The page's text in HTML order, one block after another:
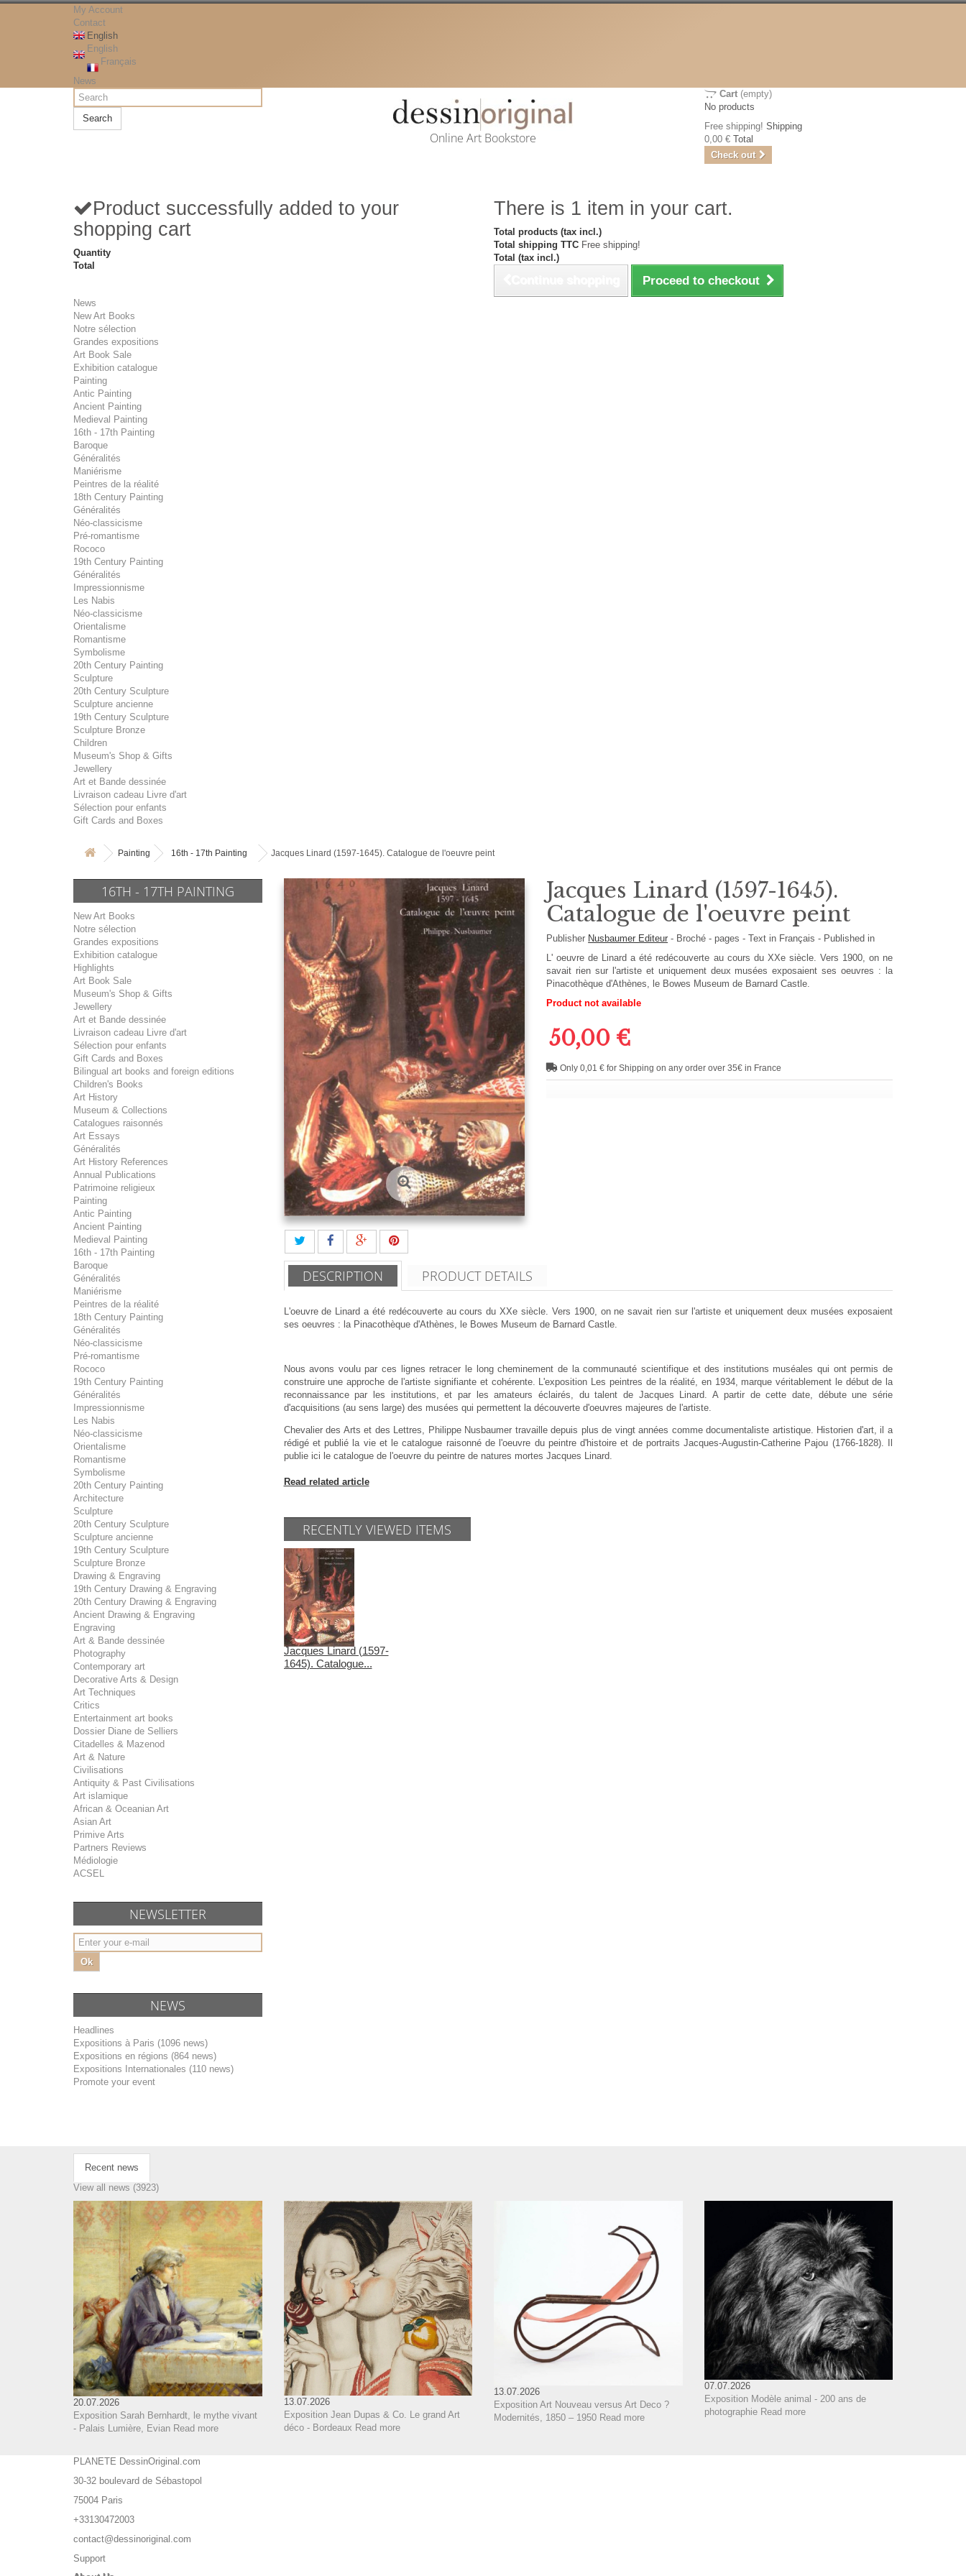
My Account
Contact
English
English
Français
News
Search
Online Art Bookstore
Cart (empty)
No products
Free shipping! Shipping
0,00 € Total
Check out
Product successfully added to your
shopping cart
Quantity
Total
There is 1 item in your cart.
Total products (tax incl.)
Total shipping TTC Free shipping!
Total (tax incl.)
Proceed to checkout
News
New Art Books
Notre sélection
Grandes expositions
Art Book Sale
Exhibition catalogue
Painting
Antic Painting
Ancient Painting
Medieval Painting
16th - 17th Painting
Baroque
Généralités
Maniérisme
Peintres de la réalité
18th Century Painting
Généralités
Néo-classicisme
Pré-romantisme
Rococo
19th Century Painting
Généralités
Impressionnisme
Les Nabis
Néo-classicisme
Orientalisme
Romantisme
Symbolisme
20th Century Painting
Sculpture
20th Century Sculpture
Sculpture ancienne
19th Century Sculpture
Sculpture Bronze
Children
Museum's Shop & Gifts
Jewellery
Art et Bande dessinée
Livraison cadeau Livre d'art
Sélection pour enfants
Gift Cards and Boxes
Painting 16th - 17th Painting Jacques Linard (1597-1645). Catalogue de l'oeuvre peint
16TH - 17TH PAINTING
New Art Books
Notre sélection
Grandes expositions
Exhibition catalogue
Highlights
Art Book Sale
Museum's Shop & Gifts
Jewellery
Art et Bande dessinée
Livraison cadeau Livre d'art
Sélection pour enfants
Gift Cards and Boxes
Bilingual art books and foreign editions
Children's Books
Art History
Museum & Collections
Catalogues raisonnés
Art Essays
Généralités
Art History References
Annual Publications
Patrimoine religieux
Painting
Antic Painting
Ancient Painting
Medieval Painting
16th - 17th Painting
Baroque
Généralités
Maniérisme
Peintres de la réalité
18th Century Painting
Généralités
Néo-classicisme
Pré-romantisme
Rococo
19th Century Painting
Généralités
Impressionnisme
Les Nabis
Néo-classicisme
Orientalisme
Romantisme
Symbolisme
20th Century Painting
Architecture
Sculpture
20th Century Sculpture
Sculpture ancienne
19th Century Sculpture
Sculpture Bronze
Drawing & Engraving
19th Century Drawing & Engraving
20th Century Drawing & Engraving
Ancient Drawing & Engraving
Engraving
Art & Bande dessinée
Photography
Contemporary art
Decorative Arts & Design
Art Techniques
Critics
Entertainment art books
Dossier Diane de Selliers
Citadelles & Mazenod
Art & Nature
Civilisations
Antiquity & Past Civilisations
Art islamique
African & Oceanian Art
Asian Art
Primive Arts
Partners Reviews
Médiologie
ACSEL
NEWSLETTER
Ok
NEWS
Headlines
Expositions à Paris (1096 news)
Expositions en régions (864 news)
Expositions Internationales (110 news)
Promote your event
Jacques Linard (1597-1645).
Catalogue de l'oeuvre peint
Publisher Nusbaumer Editeur - Broché- pages -Text in Français- Published in
L' oeuvre de Linard a été redécouverte au cours du XXe siècle. Vers 1900, on ne
savait rien sur l'artiste et uniquement deux musées exposaient ses oeuvres : la
Pinacothèque d'Athènes, le Bowes Museum de Barnard Castle.
Product not available
50,00 €
Only 0,01 € for Shipping on any order over 35€ in France
DESCRIPTION PRODUCT DETAILS
L'oeuvre de Linard a été redécouverte au cours du XXe siècle. Vers 1900, on ne savait rien sur l'artiste et uniquement deux musées exposaient
ses oeuvres : la Pinacothèque d'Athènes, le Bowes Museum de Barnard Castle.
Nous avons voulu par ces lignes retracer le long cheminement de la communauté scientifique et des institutions muséales qui ont permis de
construire une approche de l'artiste signifiante et cohérente. L'exposition Les peintres de la réalité, en 1934, marque véritablement le début de la
reconnaissance par les institutions, et par les amateurs éclairés, du talent de Jacques Linard. A partir de cette date, débute une série
d'acquisitions (au sens large) des musées qui permettent la découverte d'oeuvres majeures de l'artiste.
Chevalier des Arts et des Lettres, Philippe Nusbaumer travaille depuis plus de vingt années comme documentaliste artistique. Historien d'art, il a
rédigé et publié la vie et le catalogue raisonné de l'oeuvre du peintre d'histoire et de portraits Jacques-Augustin-Catherine Pajou (1766-1828). Il
publie ici le catalogue de l'oeuvre du peintre de natures mortes Jacques Linard.
Read related article
RECENTLY VIEWED ITEMS
Jacques Linard (1597-
1645). Catalogue...
Recent news
View all news (3923)
20.07.2026
Exposition Sarah Bernhardt, le mythe vivant
- Palais Lumière, Evian Read more
13.07.2026
Exposition Jean Dupas & Co. Le grand Art
déco - Bordeaux Read more
13.07.2026
Exposition Art Nouveau versus Art Deco ?
Modernités, 1850 – 1950 Read more
07.07.2026
Exposition Modèle animal - 200 ans de
photographie Read more
PLANETE DessinOriginal.com
30-32 boulevard de Sébastopol
75004 Paris
+33130472003
contact@dessinoriginal.com
Support